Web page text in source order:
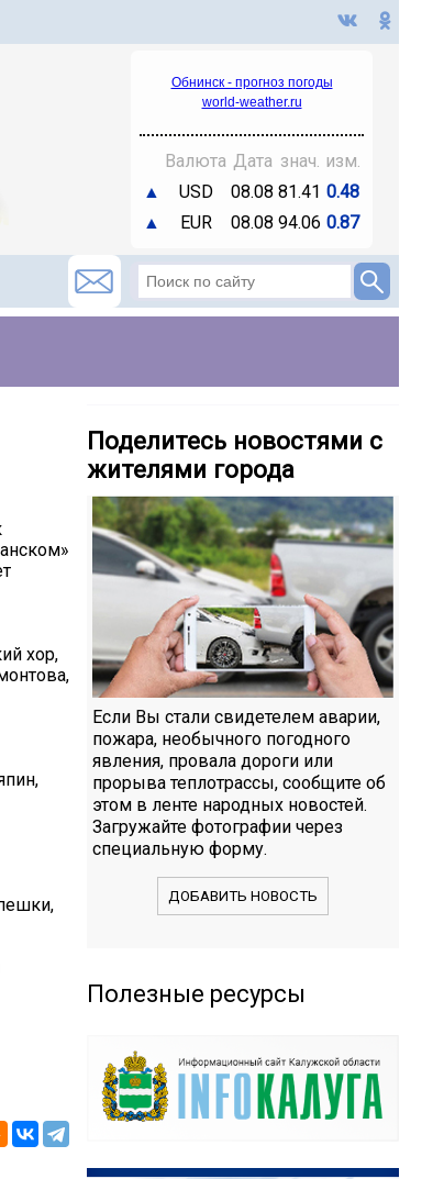
Обнинск - прогноз погоды
world-weather.ru
Валюта Дата знач. изм.
▲
USD 08.08 81.41 0.48
▲
EUR 08.08 94.06 0.87
хор,
Поделитесь новостями с
жителями города
Если Вы стали свидетелем аварии,
пожара, необычного погодного
явления, провала дороги или
прорыва теплотрассы, сообщите об
этом в ленте народных новостей.
Загружайте фотографии через
специальную форму.
ДОБАВИТЬ НОВОСТЬ
Полезные ресурсы